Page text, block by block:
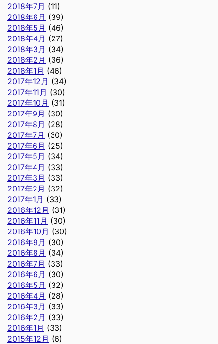
2018年7月 (11)
2018年6月 (39)
2018年5月 (46)
2018年4月 (27)
2018年3月 (34)
2018年2月 (36)
2018年1月 (46)
2017年12月 (34)
2017年11月 (30)
2017年10月 (31)
2017年9月 (30)
2017年8月 (28)
2017年7月 (30)
2017年6月 (25)
2017年5月 (34)
2017年4月 (33)
2017年3月 (33)
2017年2月 (32)
2017年1月 (33)
2016年12月 (31)
2016年11月 (30)
2016年10月 (30)
2016年9月 (30)
2016年8月 (34)
2016年7月 (33)
2016年6月 (30)
2016年5月 (32)
2016年4月 (28)
2016年3月 (33)
2016年2月 (33)
2016年1月 (33)
2015年12月 (6)